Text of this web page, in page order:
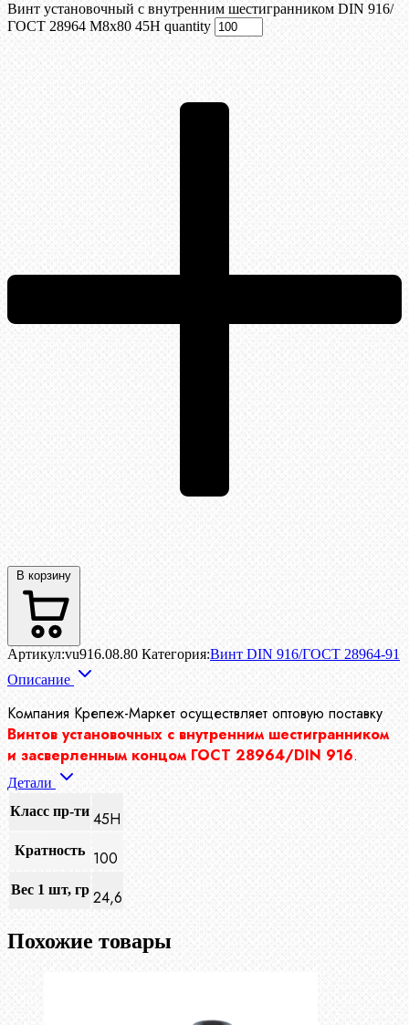
Винт установочный с внутренним шестигранником DIN 916/
ГОСТ 28964 М8x80 45Н quantity
В корзину
Артикул:vu916.08.80 Категория:Винт DIN 916/ГОСТ 28964-91
Описание
Компания Крепеж-Маркет осуществляет оптовую поставку
Винтов установочных с внутренним шестигранником
и засверленным концом ГОСТ 28964/DIN 916.
Детали
Класс пр-ти 45Н
Кратность 100
Вес 1 шт, гр 24,6
Похожие товары